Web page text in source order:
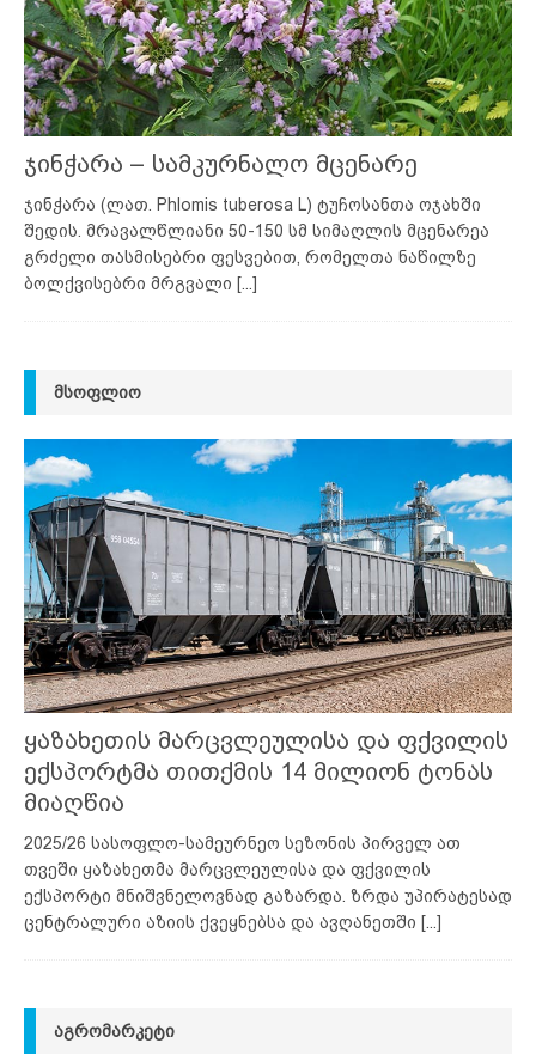
ჯინჭარა – სამკურნალო მცენარე
ჯინჭარა (ლათ. Phlomis tuberosa L) ტუჩოსანთა ოჯახში
შედის. მრავალწლიანი 50-150 სმ სიმაღლის მცენარეა
გრძელი თასმისებრი ფესვებით, რომელთა ნაწილზე
ბოლქვისებრი მრგვალი [...]
ᲛᲡᲝᲤᲚᲘᲝ
ყაზახეთის მარცვლეულისა და ფქვილის
ექსპორტმა თითქმის 14 მილიონ ტონას
მიაღწია
2025/26 სასოფლო-სამეურნეო სეზონის პირველ ათ
თვეში ყაზახეთმა მარცვლეულისა და ფქვილის
ექსპორტი მნიშვნელოვნად გაზარდა. ზრდა უპირატესად
ცენტრალური აზიის ქვეყნებსა და ავღანეთში [...]
ᲐᲒᲠᲝᲛᲐᲠᲙᲔᲢᲘ